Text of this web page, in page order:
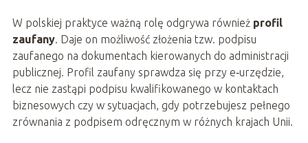
W polskiej praktyce ważną rolę odgrywa również profil
zaufany. Daje on możliwość złożenia tzw. podpisu
zaufanego na dokumentach kierowanych do administracji
publicznej. Profil zaufany sprawdza się przy e‑urzędzie,
lecz nie zastąpi podpisu kwalifikowanego w kontaktach
biznesowych czy w sytuacjach, gdy potrzebujesz pełnego
zrównania z podpisem odręcznym w różnych krajach Unii.